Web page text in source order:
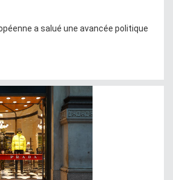
a salué une avancée politique